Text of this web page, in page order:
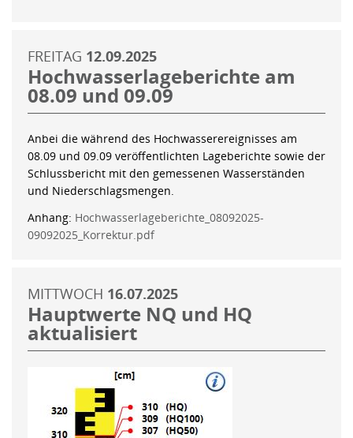
FREITAG 12.09.2025
Hochwasserlageberichte am
08.09 und 09.09
Anbei die während des Hochwasserereignisses am
08.09 und 09.09 veröffentlichten Lageberichte sowie der
Schlussbericht mit den gemessenen Wasserständen
und Niederschlagsmengen.
Anhang: Hochwasserlageberichte_08092025-
09092025_Korrektur.pdf
MITTWOCH 16.07.2025
Hauptwerte NQ und HQ
aktualisiert